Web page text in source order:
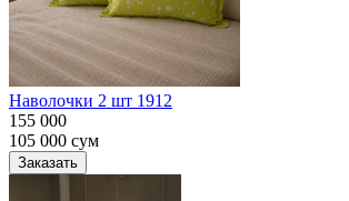
Наволочки 2 шт 1912
155 000
105 000 сум
Заказать